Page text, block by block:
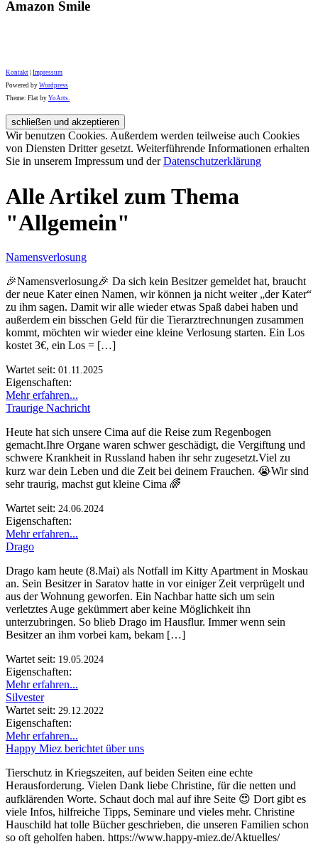
Amazon Smile
Kontakt Impressum
Powered by Wordpress
Theme: Flat by YoArts.
Wir benutzen Cookies. Außerdem werden teilweise auch Cookies
von Diensten Dritter gesetzt. Weiterführende Informationen erhalten
Sie in unserem Impressum und derDatenschutzerklärung
Alle Artikel zum Thema
"Allgemein"
Namensverlosung
🎉Namensverlosung🎉 Da sich kein Besitzer gemeldet hat, braucht
der neue Kater einen Namen, wir können ja nicht weiter „der Kater“
zu ihm sagen. Damit wir alle wieder etwas Spaß dabei haben und
außerdem ein bisschen Geld für die Tierarztrechnungen zusammen
kommt, möchten wir wieder eine kleine Verlosung starten. Ein Los
kostet 3€, ein Los = […]
Wartet seit: 01.11.2025
Eigenschaften:
Mehr erfahren...
Traurige Nachricht
Heute hat sich unsere Cima auf die Reise zum Regenbogen
gemacht.Ihre Organe waren schwer geschädigt, die Vergiftung und
schwere Krankheit in Russland haben ihr sehr zugesetzt.Viel zu
kurz war dein Leben und die Zeit bei deinem Frauchen. 😭Wir sind
sehr traurig, machst gut kleine Cima 🌈
Wartet seit: 24.06.2024
Eigenschaften:
Mehr erfahren...
Drago
Drago kam heute (8.Mai) als Notfall im Kitty Apartment in Moskau
an. Sein Besitzer in Saratov hatte in vor einiger Zeit verprügelt und
aus der Wohnung geworfen. Ein Nachbar hatte sich um sein
verletztes Auge gekümmert aber keine Möglichkeit ihn
unterzubringen. So blieb Drago im Hausflur. Immer wenn sein
Besitzer an ihm vorbei kam, bekam […]
Wartet seit: 19.05.2024
Eigenschaften:
Mehr erfahren...
Silvester
Wartet seit: 29.12.2022
Eigenschaften:
Mehr erfahren...
Happy Miez berichtet über uns
Tierschutz in Kriegszeiten, auf beiden Seiten eine echte
Herausforderung. Vielen Dank liebe Christine, für die netten und
aufklärenden Worte. Schaut doch mal auf ihre Seite 😍 Dort gibt es
viele Infos, hilfreiche Tipps, Seminare und vieles mehr. Christine
Hauschild hat tolle Bücher geschrieben, die unseren Familien schon
so oft geholfen haben. https://www.happy-miez.de/Aktuelles/